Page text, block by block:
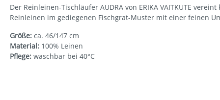
Der Reinleinen-Tischläufer AUDRA von ERIKA VAITKUTE
Reinleinen im gediegenen Fischgrat-Muster mit einer feinen
Größe: ca. 46/147 cm
Material: 100% Leinen
Pflege: waschbar bei 40°C